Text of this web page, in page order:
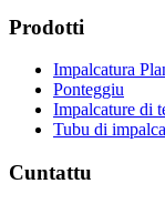
Prodotti
Impalcatura
Ponteggiu
Impalcature di
Tubu di
Cuntattu